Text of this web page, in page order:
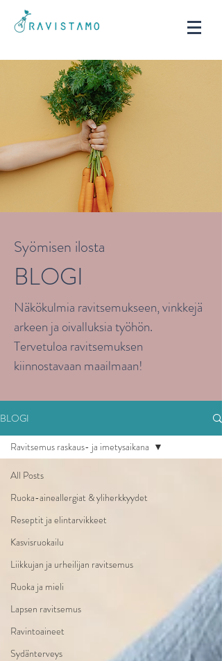
Syömisen ilosta
BLOGI
Näkökulmia ravitsemukseen, vinkkejä
arkeen ja oivalluksia työhön.
Tervetuloa ravitsemuksen
kiinnostavaan maailmaan!
BLOGI
All Posts
Ruoka-aineallergiat & yliherkkyydet
Reseptit ja elintarvikkeet
Kasvisruokailu
Liikkujan ja urheilijan ravitsemus
Ruoka ja mieli
Lapsen ravitsemus
Ravintoaineet
Sydänterveys
Ravitsemus raskaus- ja imetysaikana